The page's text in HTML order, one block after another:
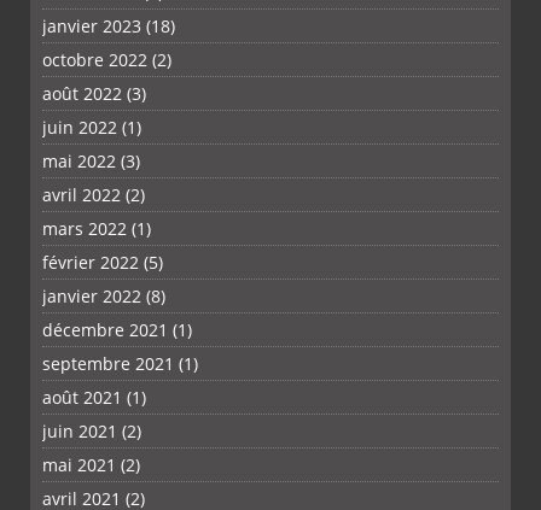
janvier 2023 (18)
octobre 2022 (2)
août 2022 (3)
juin 2022 (1)
mai 2022 (3)
avril 2022 (2)
mars 2022 (1)
février 2022 (5)
janvier 2022 (8)
décembre 2021 (1)
septembre 2021 (1)
août 2021 (1)
juin 2021 (2)
mai 2021 (2)
avril 2021 (2)